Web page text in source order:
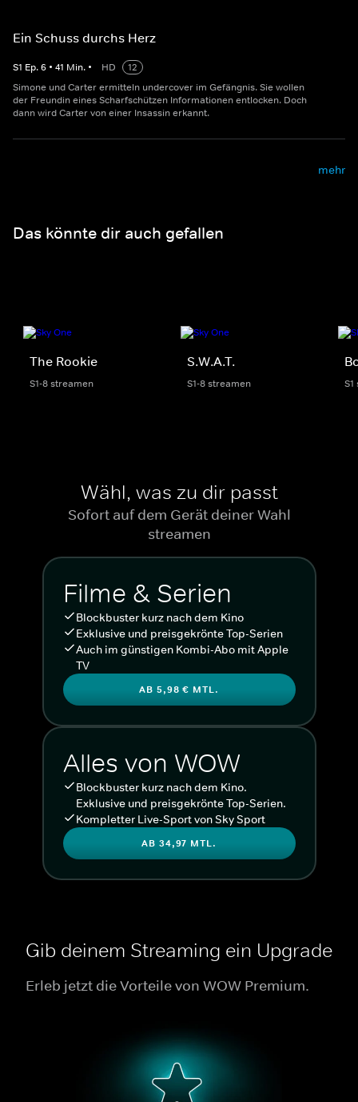
Ein Schuss durchs Herz
S1 Ep.6 • 41 Min. • HD
12
Simone und Carter ermitteln undercover im Gefängnis. Sie wollen
der Freundin eines Scharfschützen Informationen entlocken. Doch
dann wird Carter von einer Insassin erkannt.
mehr
Das könnte dir auch gefallen
The Rookie
S1-8 streamen
S.W.A.T.
S1-8 streamen
Wähl, was zu dir passt
Sofort auf dem Gerät deiner Wahl
streamen
Filme & Serien
Blockbuster kurz nach dem Kino
Exklusive und preisgekrönte Top-Serien
Auch im günstigen Kombi-Abo mit Apple
TV
AB 5,98 € MTL.
Alles von WOW
Blockbuster kurz nach dem Kino.
Exklusive und preisgekrönte Top-Serien.
Kompletter Live-Sport von Sky Sport
AB 34,97 MTL.
Gib deinem Streaming ein Upgrade
Erleb jetzt die Vorteile von WOW Premium.